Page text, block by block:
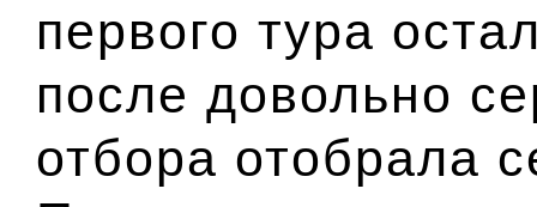
первого тура
после довольно
отбора отобрала